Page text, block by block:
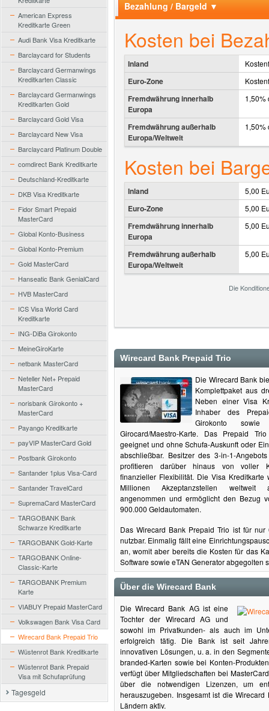
American Express
Kreditkarte Green
Audi Bank Visa Kreditkarte
Barclaycard for Students
Barclaycard Germanwings
Kreditkarten Classic
Barclaycard Germanwings
Kreditkarten Gold
Barclaycard Gold Visa
Barclaycard New Visa
Barclaycard Platinum Double
comdirect Bank Kreditkarte
Deutschland-Kreditkarte
DKB Visa Kreditkarte
Fidor Smart Prepaid
MasterCard
Global Konto-Business
Global Konto-Premium
Gold MasterCard
Hanseatic Bank GenialCard
HVB MasterCard
ICS Visa World Card
Kreditkarte
ING-DiBa Girokonto
MeineGiroKarte
netbank MasterCard
Neteller Net+ Prepaid
MasterCard
norisbank Girokonto +
MasterCard
Payango Kreditkarte
payVIP MasterCard Gold
Postbank Girokonto
Santander 1plus Visa-Card
Santander TravelCard
SupremaCard MasterCard
TARGOBANK Bank
Schwarze Kreditkarte
TARGOBANK Gold-Karte
TARGOBANK Online-
Classic-Karte
TARGOBANK Premium
Karte
VIABUY Prepaid MasterCard
Volkswagen Bank Visa Card
Wirecard Bank Prepaid Trio
Wüstenrot Bank Kreditkarte
Wüstenrot Bank Prepaid
Visa mit Schufaprüfung
Tagesgeld
Bezahlung / Bargeld ▼
Kosten bei
Inland
Euro-Zone
Fremdwährung innerhalb
Europa
1,50%
Fremdwährung außerhalb
Europa/Weltweit
1,50%
Kosten bei
Inland 5,00
Euro-Zone 5,00
Fremdwährung innerhalb
Europa
5,00
Fremdwährung außerhalb
Europa/Weltweit
5,00
Die
Wirecard Bank Prepaid Trio
Die Wirecard Bank
Komplettpaket aus
Neben einer Visa
Inhaber des
Girokonto
Girocard/Maestro-Karte. Das Prepaid
geeignet und ohne Schufa-Auskunft oder
abschließbar. Besitzer des 3-in-1-
profitieren darüber hinaus von voller
finanzieller Flexibilität. Die Visa
Millionen Akzeptanzstellen weltweit
angenommen und ermöglicht den Bezug
900.000 Geldautomaten.
Das Wirecard Bank Prepaid Trio ist für nur
nutzbar. Einmalig fällt eine
an, womit aber bereits die Kosten für das
Software sowie eTAN Generator abgegolten
Über die Wirecard Bank
Die Wirecard Bank AG ist eine
Tochter der Wirecard AG und
sowohl im Privatkunden- als auch im
erfolgreich tätig. Die Bank ist seit
innovativen Lösungen, u. a. in den
branded-Karten sowie bei Konten-
verfügt über Mitgliedschaften bei
über die notwendigen Lizenzen, um
herauszugeben. Insgesamt ist die
Ländern aktiv.